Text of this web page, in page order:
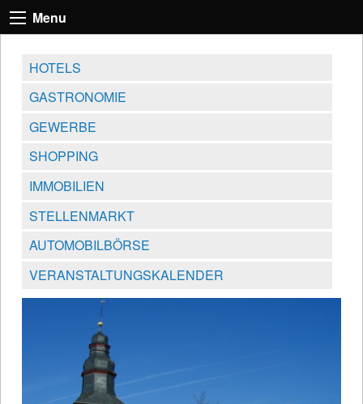
Menu
HOTELS
GASTRONOMIE
GEWERBE
SHOPPING
IMMOBILIEN
STELLENMARKT
AUTOMOBILBÖRSE
VERANSTALTUNGSKALENDER